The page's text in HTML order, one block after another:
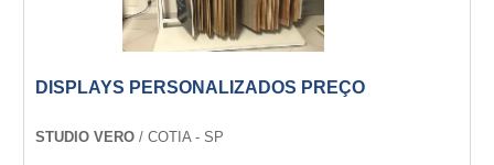
DISPLAYS PERSONALIZADOS PREÇO
STUDIO VERO / COTIA - SP